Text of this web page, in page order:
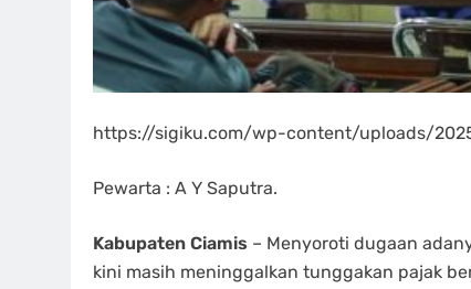
https://sigiku.com/wp-content/uploads/
Pewarta : A Y Saputra.
Kabupaten Ciamis – Menyoroti dugaan
kini masih meninggalkan tunggakan pajak